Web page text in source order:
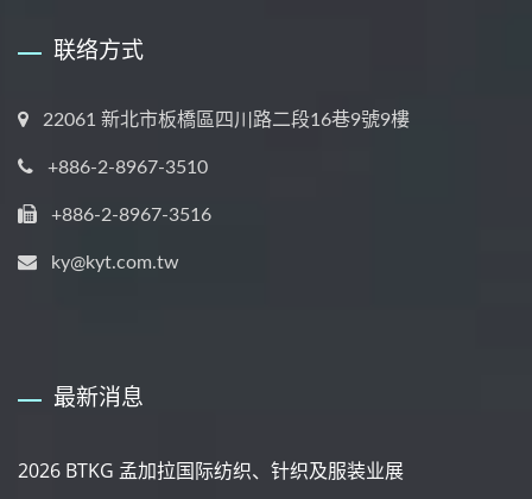
联络方式
22061 新北市板橋區四川路二段16巷9號9樓
+886-2-8967-3510
+886-2-8967-3516
ky@kyt.com.tw
最新消息
2026 BTKG 孟加拉国际纺织、针织及服装业展